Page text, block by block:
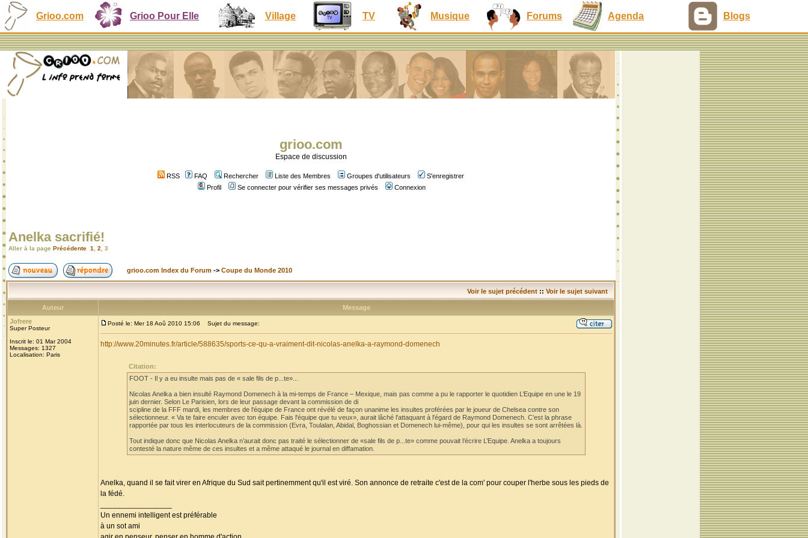
Grioo.com Grioo Pour Elle Village TV Musique Forums Agenda Blogs
grioo.com
Espace de discussion
RSS FAQ Rechercher Liste des Membres Groupes d'utilisateurs
S'enregistrer
Profil
Se connecter pour vérifier ses messages privés Connexion
Anelka sacrifié!
Aller à la page Précédente 1 2 3
grioo.com Index du Forum -> Coupe du Monde 2010
Voir le sujet précédent :: Voir le sujet suivant
Auteur
Message
Jofrere
Super Posteur
Inscrit le: 01 Mar 2004
Messages: 1327
Localisation: Paris
Posté le: Mer 18 Aoû 2010 15:06 Sujet du message:
http://www.20minutes.fr/article/588635/sports-ce-qu-a-vraiment-dit-nicolas-anelka-a-raymond-domenech
Citation:
FOOT - Il y a eu insulte mais pas de « sale fils de p...te»...
Nicolas Anelka a bien insulté Raymond Domenech à la mi-temps de France – Mexique, mais pas comme a pu le rapporter le quotidien L’Equipe en une le 19
juin dernier. Selon Le Parisien, lors de leur passage devant la commission de di
scipline de la FFF mardi, les membres de l'équipe de France ont révélé de façon unanime les insultes proférées par le joueur de Chelsea contre son
sélectionneur. « Va te faire enculer avec ton équipe. Fais l'équipe que tu veux», aurait lâché l'attaquant à l'égard de Raymond Domenech. C’est la phrase
rapportée par tous les interlocuteurs de la commission (Evra, Toulalan, Abidal, Boghossian et Domenech lui-même), pour qui les insultes se sont arrêtées là.
Tout indique donc que Nicolas Anelka n’aurait donc pas traité le sélectionner de «sale fils de p...te» comme pouvait l’écrire L’Equipe. Anelka a toujours
contesté la nature même de ces insultes et a même attaqué le journal en diffamation.
Anelka, quand il se fait virer en Afrique du Sud sait pertinemment qu'il est viré. Son annonce de retraite c'est de la com' pour couper l'herbe sous les pieds de
la fédé.
Un ennemi intelligent est préférable
à un sot ami